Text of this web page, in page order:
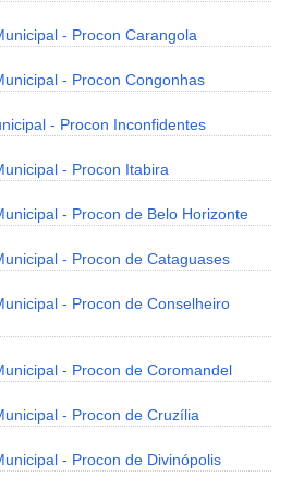
- Procon Carangola
- Procon Congonhas
- Procon Inconfidentes
- Procon Itabira
- Procon de Belo Horizonte
- Procon de Cataguases
- Procon de Conselheiro
- Procon de Coromandel
- Procon de Cruzília
- Procon de Divinópolis